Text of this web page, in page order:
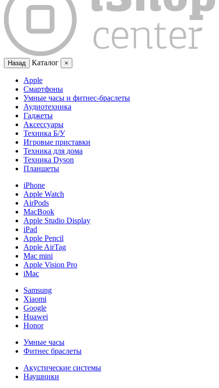
Назад Каталог ×
Apple
Смартфоны
Умные часы и фитнес-браслеты
Аудиотехника
Гаджеты
Аксессуары
Техника Б/У
Игровые приставки
Техника для дома
Техника Dyson
Планшеты
iPhone
Apple Watch
AirPods
MacBook
Apple Studio Display
iPad
Apple Pencil
Apple AirTag
Mac mini
Apple Vision Pro
iMac
Samsung
Xiaomi
Google
Huawei
Honor
Умные часы
Фитнес браслеты
Акустические системы
Наушники